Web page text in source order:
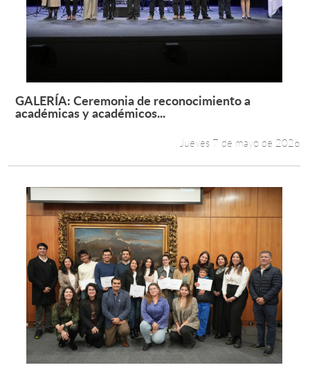
Leer más +
GALERÍA: Ceremonia de reconocimiento a
académicas y académicos...
Jueves 7 de mayo de 2026